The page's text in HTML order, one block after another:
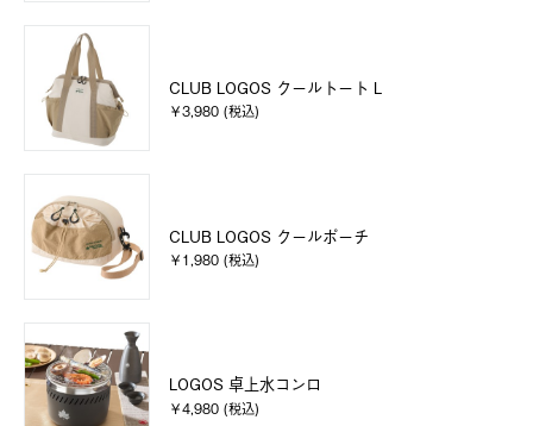
CLUB LOGOS クールトート L
￥3,980 (税込)
CLUB LOGOS クールポーチ
￥1,980 (税込)
LOGOS 卓上水コンロ
￥4,980 (税込)